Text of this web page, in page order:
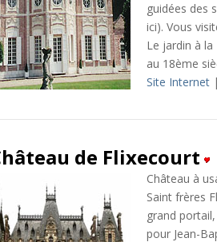
guidées des
ici). Vous
Le jardin à
au 18ème
Site Internet
de Flixecourt
Château à
Saint frères
grand
pour Jean-